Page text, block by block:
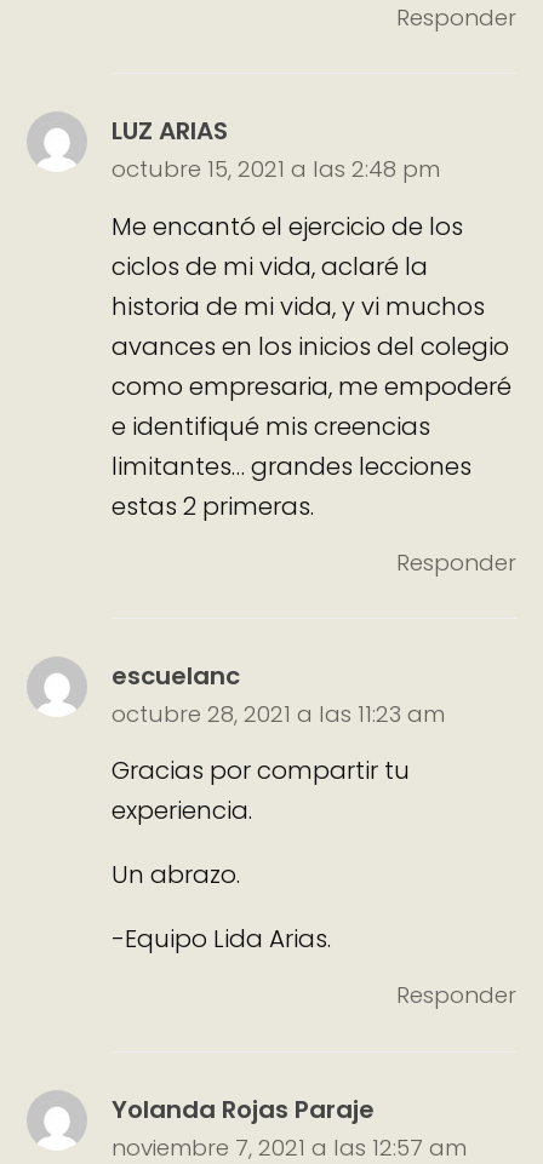
Responder
LUZ ARIAS
octubre 15, 2021 a las 2:48 pm
Me encantó el ejercicio de los
ciclos de mi vida, aclaré la
historia de mi vida, y vi muchos
avances en los inicios del colegio
como empresaria, me empoderé
e identifiqué mis creencias
limitantes… grandes lecciones
estas 2 primeras.
Responder
escuelanc
octubre 28, 2021 a las 11:23 am
Gracias por compartir tu
experiencia.
Un abrazo.
-Equipo Lida Arias.
Responder
Yolanda Rojas Paraje
noviembre 7, 2021 a las 12:57 am